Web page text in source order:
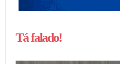
Tá falado!